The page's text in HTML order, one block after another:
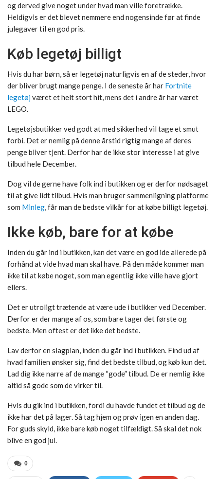
og derved give noget under hvad man ville foretrække.
Heldigvis er det blevet nemmere end nogensinde før at finde
julegaver til en god pris.
Køb legetøj billigt
Hvis du har børn, så er legetøj naturligvis en af de steder, hvor
der bliver brugt mange penge. I de seneste år har Fortnite
legetøjværet et helt stort hit, mens det i andre år har været
LEGO.
Legetøjsbutikker ved godt at med sikkerhed vil tage et smut
forbi. Det er nemlig på denne årstid rigtig mange af deres
penge bliver tjent. Derfor har de ikke stor interesse i at give
tilbud hele December.
Dog vil de gerne have folk ind i butikken og er derfor nødsaget
til at give lidt tilbud. Hvis man bruger sammenligning platforme
som Minleg, får man de bedste vilkår for at købe billigt legetøj.
Ikke køb, bare for at købe
Inden du går ind i butikken, kan det være en god ide allerede på
forhånd at vide hvad man skal have. På den måde kommer man
ikke til at købe noget, som man egentlig ikke ville have gjort
ellers.
Det er utroligt trætende at være ude i butikker ved December.
Derfor er der mange af os, som bare tager det første og
bedste. Men oftest er det ikke det bedste.
Lav derfor en slagplan, inden du går ind i butikken. Find ud af
hvad familien ønsker sig, find det bedste tilbud, og køb kun det.
Lad dig ikke narre af de mange “gode” tilbud. De er nemlig ikke
altid så gode som de virker til.
Hvis du gik ind i butikken, fordi du havde fundet et tilbud og de
ikke har det på lager. Så tag hjem og prøv igen en anden dag.
For guds skyld, ikke bare køb noget tilfældigt. Så skal det nok
blive en god jul.
0